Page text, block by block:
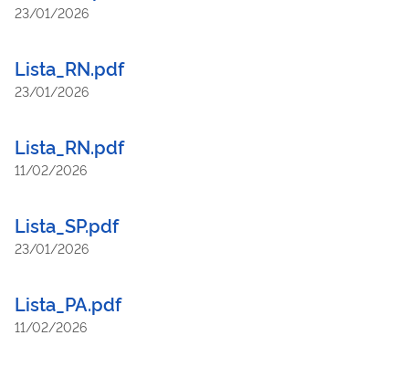
23/01/2026
Lista_RN.pdf
23/01/2026
Lista_RN.pdf
11/02/2026
Lista_SP.pdf
23/01/2026
Lista_PA.pdf
11/02/2026